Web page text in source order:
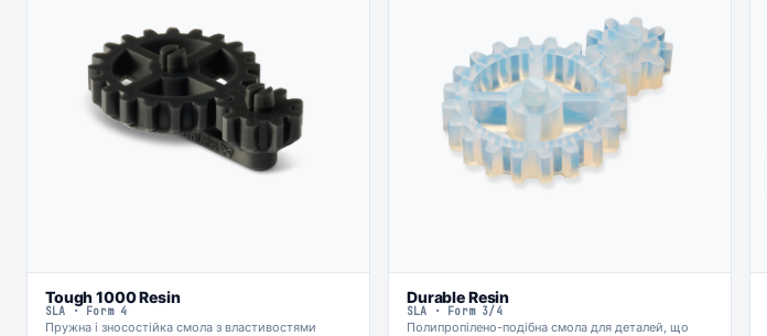
Tough 1000 Resin
SLA · Form 4
Пружна і зносостійка смола з властивостями
Durable Resin
SLA · Form 3/4
Полипропілено-подібна смола для деталей, що